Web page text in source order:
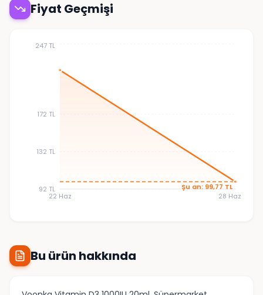
Fiyat Geçmişi
22 Haz 28 Haz
92 TL
132 TL
172 TL
247 TL
Şu an: 99,77 TL
Bu ürün hakkında